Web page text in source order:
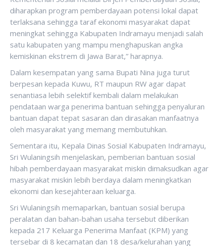
diharapkan program pemberdayaan potensi lokal dapat
terlaksana sehingga taraf ekonomi masyarakat dapat
meningkat sehingga Kabupaten Indramayu menjadi salah
satu kabupaten yang mampu menghapuskan angka
kemiskinan ekstrem di Jawa Barat,” harapnya.
Dalam kesempatan yang sama Bupati Nina juga turut
berpesan kepada Kuwu, RT maupun RW agar dapat
senantiasa lebih selektif kembali dalam melakukan
pendataan warga penerima bantuan sehingga penyaluran
bantuan dapat tepat sasaran dan dirasakan manfaatnya
oleh masyarakat yang memang membutuhkan.
Sementara itu, Kepala Dinas Sosial Kabupaten Indramayu,
Sri Wulaningsih menjelaskan, pemberian bantuan sosial
hibah pemberdayaan masyarakat miskin dimaksudkan agar
masyarakat miskin lebih berdaya dalam meningkatkan
ekonomi dan kesejahteraan keluarga.
Sri Wulaningsih memaparkan, bantuan sosial berupa
peralatan dan bahan-bahan usaha tersebut diberikan
kepada 217 Keluarga Penerima Manfaat (KPM) yang
tersebar di 8 kecamatan dan 18 desa/kelurahan yang